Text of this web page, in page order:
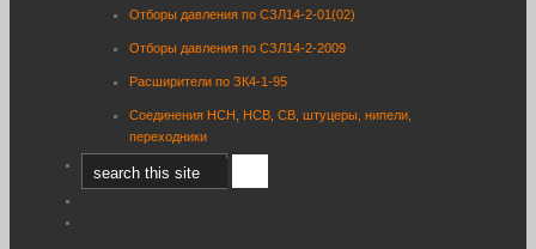
Отборы давления по СЗЛ14-2-01(02)
Отборы давления по СЗЛ14-2-2009
Расширители по ЗК4-1-95
Соединения НСН, НСВ, СВ, штуцеры, нипели,
переходники